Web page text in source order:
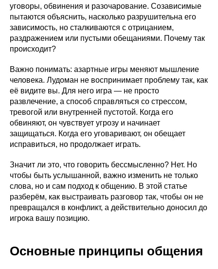
уговоры, обвинения и разочарование. Созависимые
пытаются объяснить, насколько разрушительна его
зависимость, но сталкиваются с отрицанием,
раздражением или пустыми обещаниями. Почему так
происходит?
Важно понимать: азартные игры меняют мышление
человека. Лудоман не воспринимает проблему так, как
её видите вы. Для него игра — не просто
развлечение, а способ справляться со стрессом,
тревогой или внутренней пустотой. Когда его
обвиняют, он чувствует угрозу и начинает
защищаться. Когда его уговаривают, он обещает
исправиться, но продолжает играть.
Значит ли это, что говорить бессмысленно? Нет. Но
чтобы быть услышанной, важно изменить не только
слова, но и сам подход к общению. В этой статье
разберём, как выстраивать разговор так, чтобы он не
превращался в конфликт, а действительно доносил до
игрока вашу позицию.
Основные принципы общения